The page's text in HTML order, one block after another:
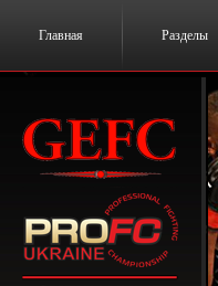
Главная Разделы